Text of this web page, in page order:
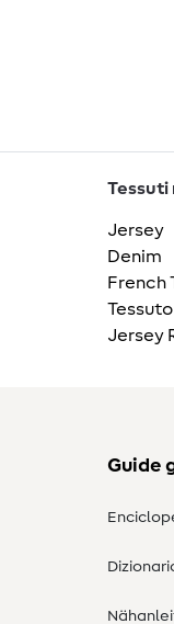
Tessuti
Jersey
Denim
French
Jersey
Guide